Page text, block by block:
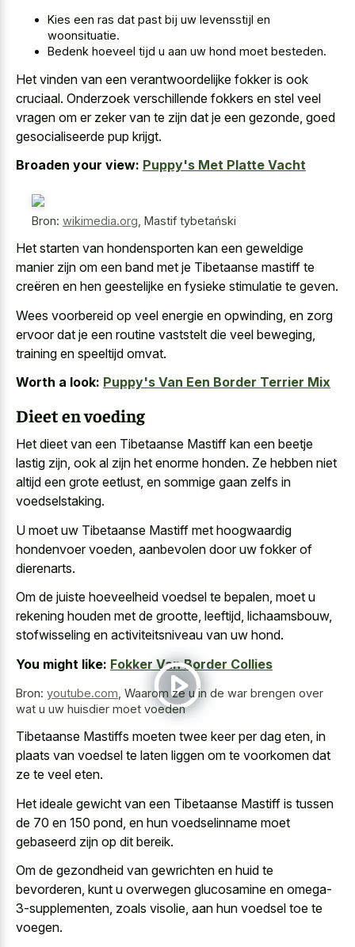
Kies een ras dat past bij uw levensstijl en
woonsituatie.
Bedenk hoeveel tijd u aan uw hond moet besteden.
Het vinden van een verantwoordelijke fokker is ook
cruciaal. Onderzoek verschillende fokkers en stel veel
vragen om er zeker van te zijn dat je een gezonde, goed
gesocialiseerde pup krijgt.
Broaden your view: Puppy's Met Platte Vacht
Bron: wikimedia.org Mastif tybetański
Het starten van hondensporten kan een geweldige
manier zijn om een band met je Tibetaanse mastiff te
creëren en hen geestelijke en fysieke stimulatie te geven.
Wees voorbereid op veel energie en opwinding, en zorg
ervoor dat je een routine vaststelt die veel beweging,
training en speeltijd omvat.
Worth a look: Puppy's Van Een Border Terrier Mix
Dieet en voeding
Het dieet van een Tibetaanse Mastiff kan een beetje
lastig zijn, ook al zijn het enorme honden. Ze hebben niet
altijd een grote eetlust, en sommige gaan zelfs in
voedselstaking.
U moet uw Tibetaanse Mastiff met hoogwaardig
hondenvoer voeden, aanbevolen door uw fokker of
dierenarts.
Om de juiste hoeveelheid voedsel te bepalen, moet u
rekening houden met de grootte, leeftijd, lichaamsbouw,
stofwisseling en activiteitsniveau van uw hond.
You might like: Fokker Van Border Collies
Bron: youtube.com Waarom ze u in de war brengen over
wat u uw huisdier moet voeden
Tibetaanse Mastiffs moeten twee keer per dag eten, in
plaats van voedsel te laten liggen om te voorkomen dat
ze te veel eten.
Het ideale gewicht van een Tibetaanse Mastiff is tussen
de 70 en 150 pond, en hun voedselinname moet
gebaseerd zijn op dit bereik.
Om de gezondheid van gewrichten en huid te
bevorderen, kunt u overwegen glucosamine en omega-
3-supplementen, zoals visolie, aan hun voedsel toe te
voegen.